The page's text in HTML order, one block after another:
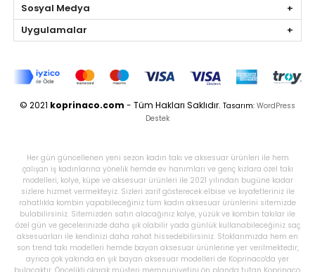
Sosyal Medya
Uygulamalar
© 2021 koprinaco.com - Tüm Hakları Saklıdır. Tasarım: WordPress
Destek
Her gün güncellenen yeni sezon kadın takı ve aksesuar ürünleri ile hem
çalışan iş kadınlarına yönelik hemde ev hanımları ve genç kızlara özel takı
modelleri, kolye, küpe ve aksesuar ürünleri ile 2021 yılından bugüne kadar
sizlere hizmet vermekteyiz. Sizleri zarif gösterecek elbise ve kıyafetleriniz ile
rahatlıkla kombin yapabileceğiniz tüm kadın aksesuar ürünlerini sitemizde
bulabilirsiniz. Sitemizden satın alacağınız kolye, yüzük ve kombin takılar ile
özel gün ve gecelerinizde daha şık olabilir yada günlük kullanabileceğiniz saç
aksesuarları ile kendinizi daha rahat hissedebilirsiniz. Stoklarımızda hem en
son trend takı modelleri hemde bayan aksesuar ürünlerine yer verilmektedir,
ayrıca çok yakında en şık bayan aksesuar modelleri de Koprinaco'da yer